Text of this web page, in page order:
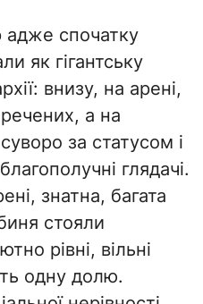
адже спочатку
як гігантську
внизу, на арені,
а на
за статусом і
глядачі.
знатна, багата
стояли
рівні, вільні
одну долю.